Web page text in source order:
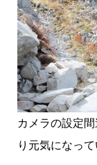
カメラの設定
り元気になっ